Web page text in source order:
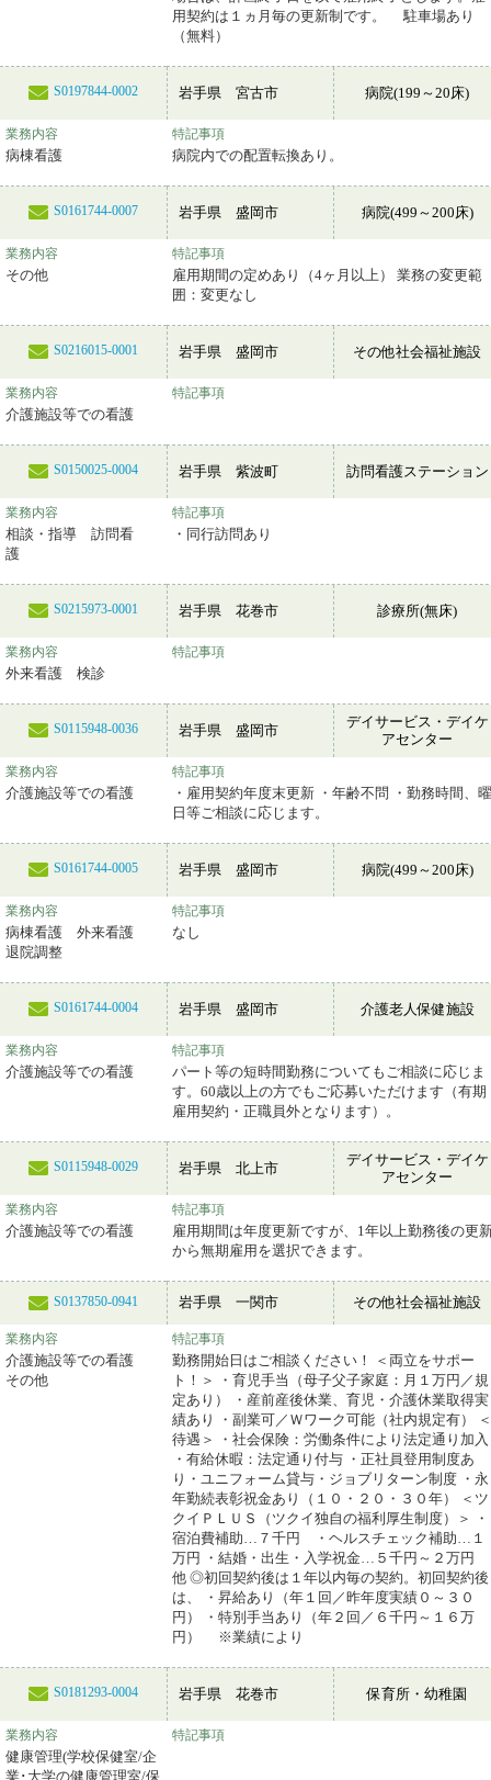
用契約は１ヵ月毎の更新制です。 駐車場あり
（無料）
S0197844-0002 岩手県 宮古市 病院(199～20床)
業務内容
病棟看護
特記事項
病院内での配置転換あり。
S0161744-0007 岩手県 盛岡市 病院(499～200床)
業務内容
その他
特記事項
雇用期間の定めあり（4ヶ月以上） 業務の変更範
囲：変更なし
S0216015-0001 岩手県 盛岡市 その他社会福祉施設
業務内容
介護施設等での看護
特記事項
S0150025-0004 岩手県 紫波町 訪問看護ステーション
業務内容
相談・指導 訪問看
護
特記事項
・同行訪問あり
S0215973-0001 岩手県 花巻市 診療所(無床)
業務内容
外来看護 検診
特記事項
S0115948-0036 岩手県 盛岡市
デイサービス・デイケ
アセンター
業務内容
介護施設等での看護
特記事項
・雇用契約年度末更新 ・年齢不問 ・勤務時間、曜
日等ご相談に応じます。
S0161744-0005 岩手県 盛岡市 病院(499～200床)
業務内容
病棟看護 外来看護
退院調整
特記事項
なし
S0161744-0004 岩手県 盛岡市 介護老人保健施設
業務内容
介護施設等での看護
特記事項
パート等の短時間勤務についてもご相談に応じま
す。60歳以上の方でもご応募いただけます（有期
雇用契約・正職員外となります）。
S0115948-0029 岩手県 北上市
デイサービス・デイケ
アセンター
業務内容
介護施設等での看護
特記事項
雇用期間は年度更新ですが、1年以上勤務後の更
から無期雇用を選択できます。
S0137850-0941 岩手県 一関市 その他社会福祉施設
業務内容
介護施設等での看護
その他
特記事項
勤務開始日はご相談ください！ ＜両立をサポー
ト！＞ ・育児手当（母子父子家庭：月１万円／規
定あり） ・産前産後休業、育児・介護休業取得実
績あり ・副業可／Ｗワーク可能（社内規定有） ＜
待遇＞ ・社会保険：労働条件により法定通り加入
・有給休暇：法定通り付与 ・正社員登用制度あ
り・ユニフォーム貸与・ジョブリターン制度 ・永
年勤続表彰祝金あり（１０・２０・３０年） ＜ツ
クイＰＬＵＳ（ツクイ独自の福利厚生制度）＞ ・
宿泊費補助…７千円 ・ヘルスチェック補助…１
万円 ・結婚・出生・入学祝金…５千円～２万円
他 ◎初回契約後は１年以内毎の契約。初回契約後
は、 ・昇給あり（年１回／昨年度実績０～３０
円） ・特別手当あり（年２回／６千円～１６万
円） ※業績により
S0181293-0004 岩手県 花巻市 保育所・幼稚園
業務内容
健康管理(学校保健室/企
業･大学の健康管理室/保
特記事項